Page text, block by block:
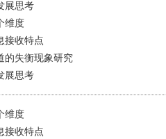
展思考
维度
接收特点
的失衡现象研究
展思考
维度
接收特点